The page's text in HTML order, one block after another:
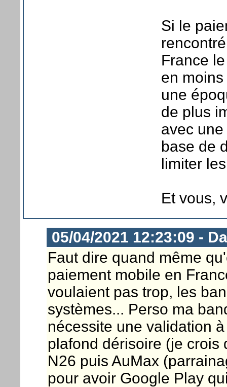
Si le
France
en
une
de plus
avec
base de
limiter
Et vous,
05/04/2021 12:23:09 -
Faut dire quand même
paiement mobile en
voulaient pas trop, les
systèmes... Perso ma
nécessite une validation
plafond dérisoire (je crois
N26 puis AuMax
pour avoir Google Play